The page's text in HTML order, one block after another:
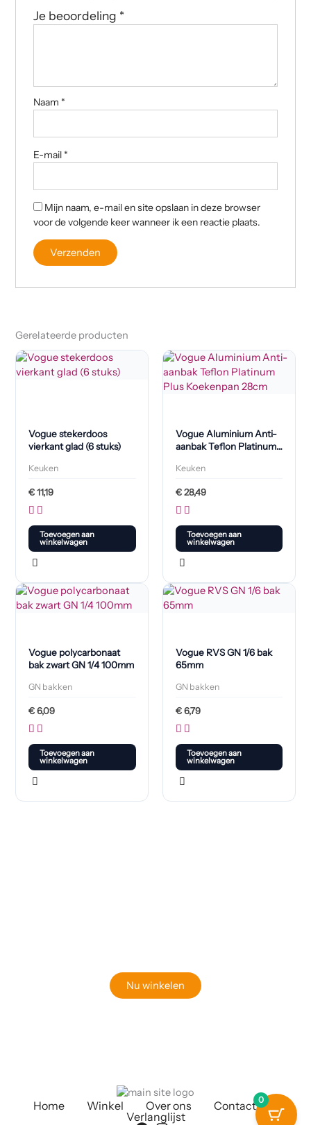
Je beoordeling *
Naam *
E-mail *
Mijn naam, e-mail en site opslaan in deze browser
voor de volgende keer wanneer ik een reactie plaats.
Gerelateerde producten
Vogue stekerdoos
vierkant glad (6 stuks)
Keuken
€11,19
Toevoegen aan
winkelwagen
Vogue Aluminium Anti-
aanbak Teflon Platinum
Keuken
€28,49
Toevoegen aan
winkelwagen
Vogue polycarbonaat
bak zwart GN 1/4 100mm
GN bakken
€6,09
Toevoegen aan
winkelwagen
Vogue RVS GN 1/6 bak
65mm
GN bakken
€6,79
Toevoegen aan
winkelwagen
Nu winkelen
Home Winkel Over ons
Contact
Verlanglijst
0